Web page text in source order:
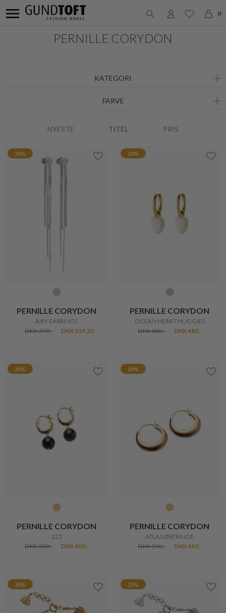
0
PERNILLE CORYDON
KATEGORI
FARVE
NYESTE TITEL PRIS
20%
PERNILLE CORYDON
AIRY EARRINGS
DKK 399,-
DKK 319,20
20%
PERNILLE CORYDON
OCEAN HEART HUGGIES
DKK 600,-
DKK 480,-
20%
PERNILLE CORYDON
225
DKK 500,-
DKK 400,-
20%
PERNILLE CORYDON
ATLAS ØRERINGE
DKK 550,-
DKK 440,-
20% 20%